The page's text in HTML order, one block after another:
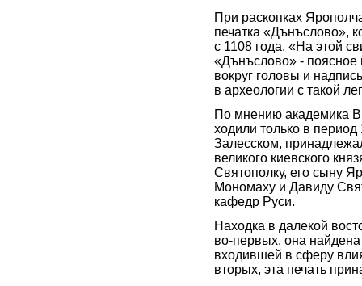
При раскопках
печатка «Дънъслово»,
с 1108 года. «На этой
«Дънъслово» -
вокруг головы и
в археологии с такой
По мнению академика
ходили только в период
Залесском,
великого киевского
Святополку, его сыну
Мономаху и Давиду
кафедр Руси.
Находка в далекой
во-первых, она
входившей в сферу
вторых, эта печать